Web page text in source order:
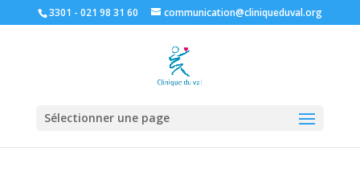
3301 - 021 98 31 60 communication@cliniqueduval.org
Sélectionner une page